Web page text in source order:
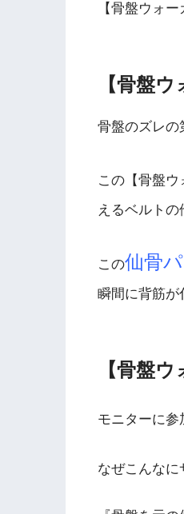
【骨盤ウォ
【骨盤
骨盤のズレの
この【骨盤
えるベルトの
この仙骨
瞬間に背筋が
【骨盤
モニターに
なぜこんなに